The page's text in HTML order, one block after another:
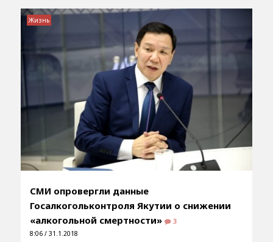
СМИ опровергли данные
Госалкогольконтроля Якутии о снижении
«алкогольной смертности»
3
8:06 / 31.1.2018
Жизнь